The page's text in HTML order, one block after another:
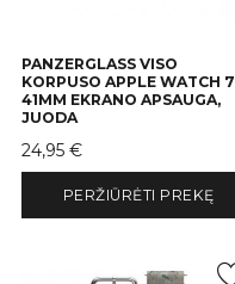
PANZERGLASS VISO
KORPUSO APPLE WATCH 7
41MM EKRANO APSAUGA,
JUODA
Kaina
24,95 €
PERŽIŪRĖTI PREKĘ